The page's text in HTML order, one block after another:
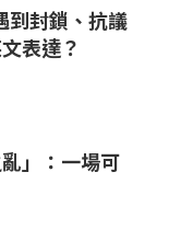
到封鎖、抗議
表達？
」：一場可